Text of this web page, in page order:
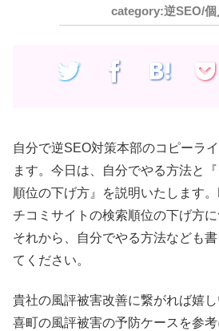
逆SEO/個
自分で逆SEO対策本部のコピーラ
ます。今日は、自分でやる方法と
順位の下げ方』を説明いたします
チコミサイトの検索順位の下げ方に
それから、自分でやる方法なども
てください。
貴社の風評被害改善に繋がれば嬉
喜町の風評被害の予防ケースを参考